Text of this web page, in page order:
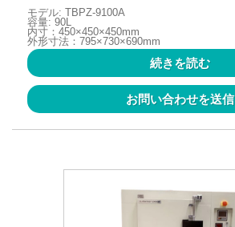
モデル: TBPZ-9100A
容量: 90L
内寸：450×450×450mm
外形寸法：795×730×690mm
続きを読む
お問い合わせを送信